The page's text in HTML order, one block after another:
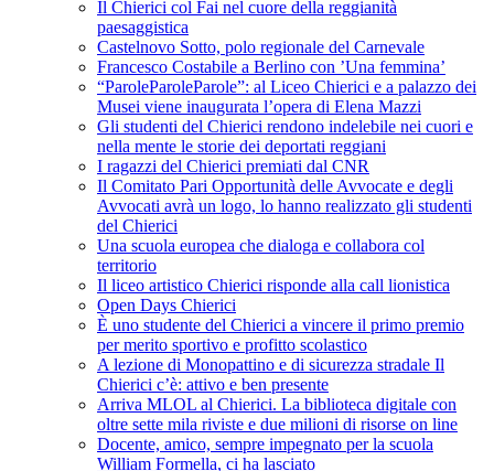
Il Chierici col Fai nel cuore della reggianità
paesaggistica
Castelnovo Sotto, polo regionale del Carnevale
Francesco Costabile a Berlino con ’Una femmina’
“ParoleParoleParole”: al Liceo Chierici e a palazzo dei
Musei viene inaugurata l’opera di Elena Mazzi
Gli studenti del Chierici rendono indelebile nei cuori e
nella mente le storie dei deportati reggiani
I ragazzi del Chierici premiati dal CNR
Il Comitato Pari Opportunità delle Avvocate e degli
Avvocati avrà un logo, lo hanno realizzato gli studenti
del Chierici
Una scuola europea che dialoga e collabora col
territorio
Il liceo artistico Chierici risponde alla call lionistica
Open Days Chierici
È uno studente del Chierici a vincere il primo premio
per merito sportivo e profitto scolastico
A lezione di Monopattino e di sicurezza stradale Il
Chierici c’è: attivo e ben presente
Arriva MLOL al Chierici. La biblioteca digitale con
oltre sette mila riviste e due milioni di risorse on line
Docente, amico, sempre impegnato per la scuola
William Formella, ci ha lasciato